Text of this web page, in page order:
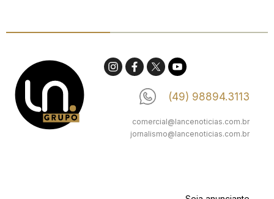
(49) 98894.3113
comercial@lancenoticias.com.br
jornalismo@lancenoticias.com.br